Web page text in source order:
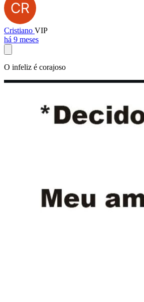
Cristiano VIP
há 9 meses
O infeliz é corajoso